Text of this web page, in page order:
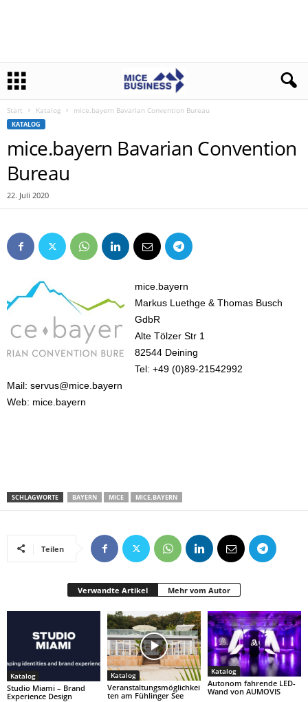
Start Katalog mice.bayern Bavarian Convention Bureau
KATALOG
mice.bayern Bavarian Convention
Bureau
22. Juli 2020
mice.bayern
Markus Luethge & Thomas Busch
GdbR
Alte Tölzer Str 1
82544 Deining
Tel: +49 (0)89-21542992
Mail: servus@mice.bayern
Web: mice.bayern
SCHLAGWORTE BAYERN MICE MICE.BAYERN
Teilen
Verwandte Artikel Mehr vom Autor
Katalog
Studio Miami – Brand
Experience Design
Katalog
Veranstaltungsmöglichkei
ten am Fühlinger See
Katalog
Autonom fahrende LED-
Wand von AUMOVIS